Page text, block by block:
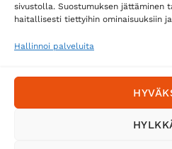
sivustolla. Suostumuksen jättäminen
haitallisesti tiettyihin ominaisuuksiin
Hallinnoi palveluita
Tilaa uutiskirje ja saat